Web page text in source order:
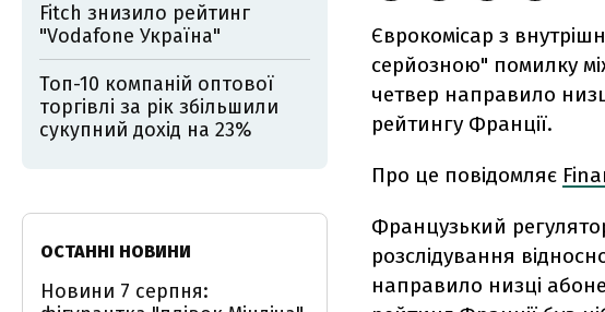
Єврокомісар з
серйозною" помилку
четвер направило
рейтингу Франції.
Про це повідомляє
Французький
розслідування
направило низці
Fitch знизило рейтинг
"Vodafone Україна"
Топ-10 компаній оптової
торгівлі за рік збільшили
сукупний дохід на 23%
ОСТАННІ НОВИНИ
Новини 7 серпня: